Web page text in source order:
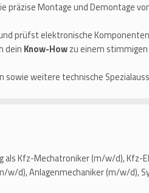
präzise Montage und Demontage
prüfst elektronische Komponenten
dein Know-Howzu einem
sowie weitere technische
als Kfz-Mechatroniker (m/w/d),
d), Anlagenmechaniker (m/w/d),